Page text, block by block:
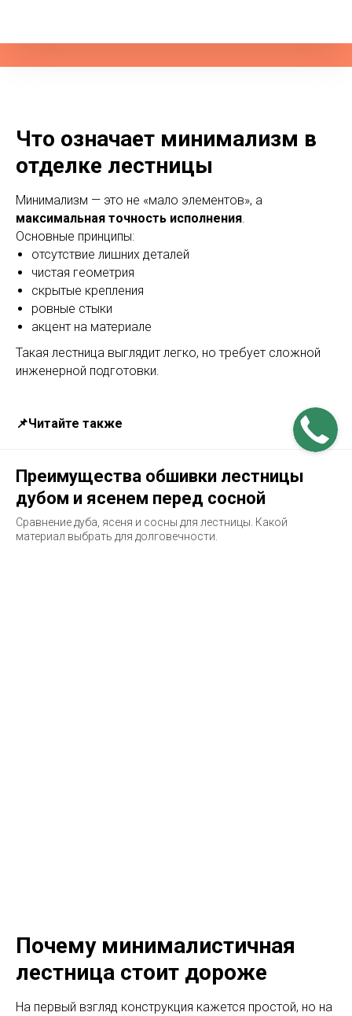
Что означает минимализм в
отделке лестницы
Минимализм — это не «мало элементов», а
максимальная точность исполнения
Основные принципы:
отсутствие лишних деталей
чистая геометрия
скрытые крепления
ровные стыки
акцент на материале
Такая лестница выглядит легко, но требует сложной
инженерной подготовки.
📌Читайте также
Преимущества обшивки лестницы
дубом и ясенем перед сосной
Сравнение дуба, ясеня и сосны для лестницы. Какой
материал выбрать для долговечности.
Почему минималистичная
лестница стоит дороже
На первый взгляд конструкция кажется простой, но на